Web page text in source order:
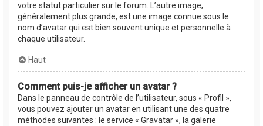
votre statut particulier sur le forum. L’autre image,
généralement plus grande, est une image connue sous le
nom d’avatar qui est bien souvent unique et personnelle à
chaque utilisateur.
Haut
Comment puis-je afficher un avatar ?
Dans le panneau de contrôle de l’utilisateur, sous « Profil »,
vous pouvez ajouter un avatar en utilisant une des quatre
méthodes suivantes : le service « Gravatar », la galerie